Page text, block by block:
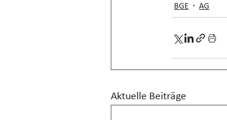
BGE AG
Aktuelle Beiträge